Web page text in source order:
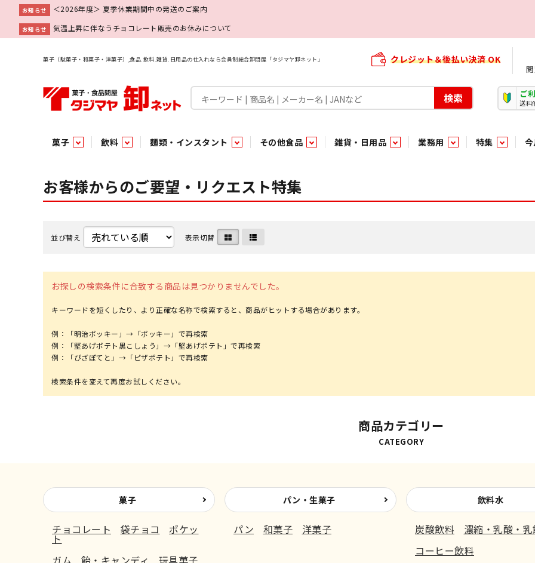
お知らせ ＜2026年度＞ 夏季休業期間中の発送のご案内
お知らせ 気温上昇に伴なうチョコレート販売のお休みについて
菓子（駄菓子・和菓子・洋菓子）,食品.飲料.雑貨.日用品の仕入れなら会員制総合卸問屋「タジマヤ卸ネット」 クレジット＆後払い決済 OK
検索 ご
送料
菓子
チョコレート 袋チョコ ポケット ガム 飴・キャンディ 玩具菓子 小箱・小袋ビスケット
パッケージビ
焼き菓子
半生菓子 ポリドリンク／ゼリー
飲料
炭酸飲料 濃縮・乳酸・乳飲料 コーヒー飲料 紅茶・ココア飲料 茶系飲料 機能性飲料 スポーツドリンク
ミキサー飲料
医薬部外品
麺類・インスタント
乾麺 即席麺 袋 即席麺 カップ パスタ パスタソース
その他食品
砂糖 甘味料 塩 味噌 醤油 つゆ たれ ソース トマト製品 食用油 食酢 マヨネーズ
ドレッ
みりん風調味料
香辛料
雑貨・日用品
洗剤 ヘアケア スキンケア 浴用剤 口中衛生用品 紙・生理用品 防臭・芳香剤 殺虫・防虫剤
化粧品
トイレ用品
洗濯用品 小物家具
雑貨ギフト
その他雑貨
業務用
めん類・缶詰・びん詰・惣菜・乾物・その他（業務用） 和風調味料・洋風調味料・合せ調味料・香辛料・カレー類・エ
特集
駄菓子特集 切って使える！つり下げ４連・5連菓子 エナジードリンク特集 東京のご当地お菓子
お酒に合う！
当たり・占い付きのラッキーお菓子
調味料 インスタント ビン・缶詰 麺類 乾物 嗜好食品 嗜好飲料 飲料水 菓子 加工食品ギフト
ペット関連 雑貨
調味料 インスタント ビン・缶詰 麺類 乾物 嗜好食品 嗜好飲料 飲料水 菓子 加工食品ギフト
ペット関連 雑貨
あ い う え お
お客様からのご要望・リクエスト特集
並び替え 表示切替
お探しの検索条件に合致する商品は見つかりませんでした。
キーワードを短くしたり、より正確な名称で検索すると、商品がヒットする場合があります。
例：「明治ポッキー」→「ポッキー」で再検索
例：「堅あげポテト黒こしょう」→「堅あげポテト」で再検索
例：「ぴざぽてと」→「ピザポテト」で再検索
商品カテゴリー
CATEGORY
菓子
チョコレート 袋チョコ ポケッ
ト
ガム
飴・キャンディ
玩具菓子
パン・生菓子
パン 和菓子 洋菓子
飲料水
炭酸飲料
濃縮・乳酸・
コーヒー飲料